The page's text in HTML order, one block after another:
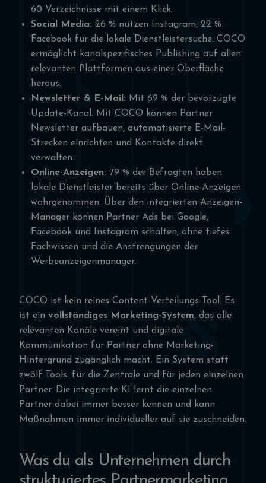
60 Verzeichnisse mit einem Klick.
Social Media: 26 % nutzen Instagram, 22 %
Facebook für die lokale Dienstleistersuche. COCO
ermöglicht kanalspezifisches Publishing auf allen
relevanten Plattformen aus einer Oberfläche
heraus.
Newsletter & E-Mail: Mit 69 % der bevorzugte
Update-Kanal. Mit COCO können Partner
Newsletter aufbauen, automatisierte E-Mail-
Strecken einrichten und Kontakte direkt
verwalten.
Online-Anzeigen: 79 % der Befragten haben
lokale Dienstleister bereits über Online-Anzeigen
wahrgenommen. Über den integrierten Anzeigen-
Manager können Partner Ads bei Google,
Facebook und Instagram schalten, ohne tiefes
Fachwissen und die Anstrengungen der
Werbeanzeigenmanager.
COCO ist kein reines Content-Verteilungs-Tool. Es
ist ein vollständiges Marketing-System, das alle
relevanten Kanäle vereint und digitale
Kommunikation für Partner ohne Marketing-
Hintergrund zugänglich macht. Ein System statt
zwölf Tools: für die Zentrale und für jeden einzelnen
Partner. Die integrierte KI lernt die einzelnen
Partner dabei immer besser kennen und kann
Maßnahmen immer individueller auf sie zuschneiden.
Was du als Unternehmen durch